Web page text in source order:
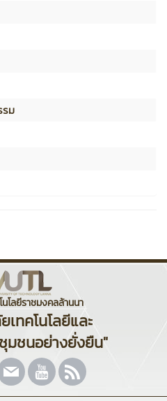
ม
นโลยีราชมงคลล้านนา
เทคโนโลยีและ
มชนอย่างยั่งยืน"